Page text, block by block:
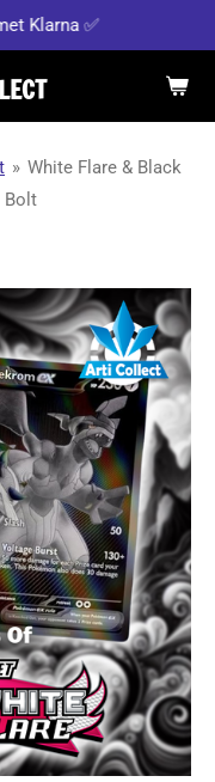
Klarna ✅
» White Flare & Black
Bolt